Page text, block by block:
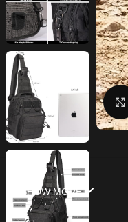
SHOW MORE